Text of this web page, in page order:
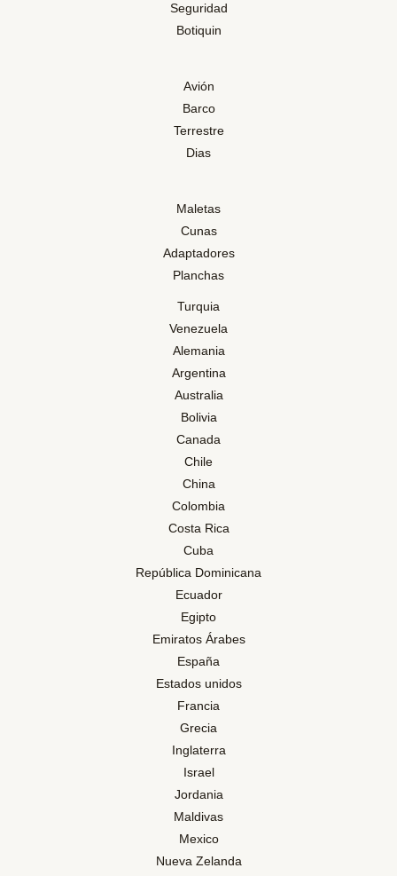
Seguridad
Botiquin
Avión
Barco
Terrestre
Dias
Maletas
Cunas
Adaptadores
Planchas
Turquia
Venezuela
Alemania
Argentina
Australia
Bolivia
Canada
Chile
China
Colombia
Costa Rica
Cuba
República Dominicana
Ecuador
Egipto
Emiratos Árabes
España
Estados unidos
Francia
Grecia
Inglaterra
Israel
Jordania
Maldivas
Mexico
Nueva Zelanda